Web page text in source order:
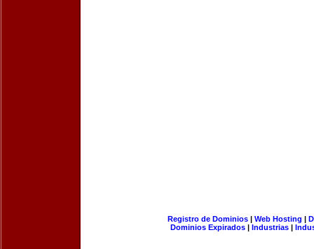
Registro de Dominios| Web Hosting |
Dominios Expirados | Industrias |